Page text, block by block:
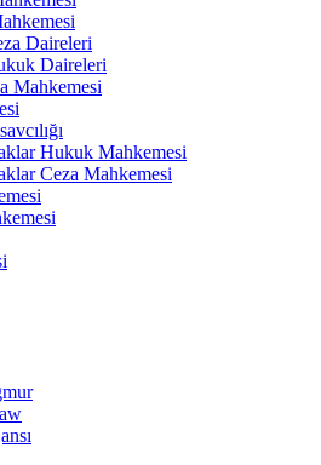
Daireleri
Daireleri
Mahkemesi
Hukuk Mahkemesi
Ceza Mahkemesi